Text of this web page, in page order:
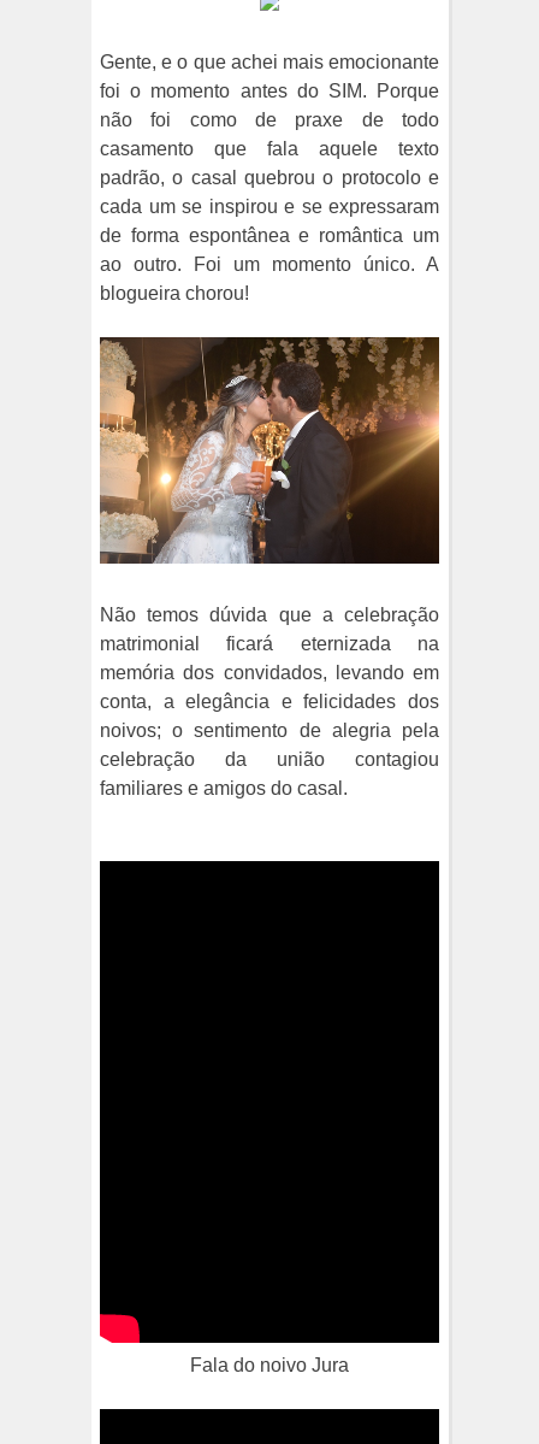
Gente, e o que achei mais emocionante
foi o momento antes do SIM. Porque
não foi como de praxe de todo
casamento que fala aquele texto
padrão, o casal quebrou o protocolo e
cada um se inspirou e se expressaram
de forma espontânea e romântica um
ao outro. Foi um momento único. A
blogueira chorou!
Não temos dúvida que a celebração
matrimonial ficará eternizada na
memória dos convidados, levando em
conta, a elegância e felicidades dos
noivos; o sentimento de alegria pela
celebração da união contagiou
familiares e amigos do casal.
Fala do noivo Jura